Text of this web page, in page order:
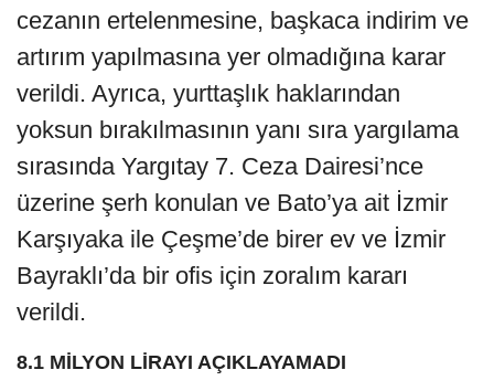
cezanın ertelenmesine, başkaca indirim ve
artırım yapılmasına yer olmadığına karar
verildi. Ayrıca, yurttaşlık haklarından
yoksun bırakılmasının yanı sıra yargılama
sırasında Yargıtay 7. Ceza Dairesi’nce
üzerine şerh konulan ve Bato’ya ait İzmir
Karşıyaka ile Çeşme’de birer ev ve İzmir
Bayraklı’da bir ofis için zoralım kararı
verildi.
8.1 MİLYON LİRAYI AÇIKLAYAMADI